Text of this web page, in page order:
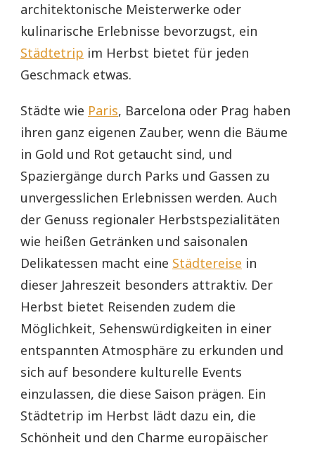
architektonische Meisterwerke oder
kulinarische Erlebnisse bevorzugst, ein
Städtetrip im Herbst bietet für jeden
Geschmack etwas.
Städte wie Paris, Barcelona oder Prag haben
ihren ganz eigenen Zauber, wenn die Bäume
in Gold und Rot getaucht sind, und
Spaziergänge durch Parks und Gassen zu
unvergesslichen Erlebnissen werden. Auch
der Genuss regionaler Herbstspezialitäten
wie heißen Getränken und saisonalen
Delikatessen macht eine Städtereise in
dieser Jahreszeit besonders attraktiv. Der
Herbst bietet Reisenden zudem die
Möglichkeit, Sehenswürdigkeiten in einer
entspannten Atmosphäre zu erkunden und
sich auf besondere kulturelle Events
einzulassen, die diese Saison prägen. Ein
Städtetrip im Herbst lädt dazu ein, die
Schönheit und den Charme europäischer